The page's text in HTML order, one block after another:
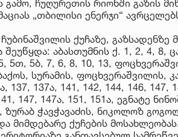
გამო, ჩუღურეთის რიონში გაზის
„თბილისი ენერჯი“
ქუჩაზე, გაზსადენზე
აბასთუმნის ქ. 1, 2, 4, 8,
5ბ, 7, 6, 8, 10, 13,
სურამის, ფოცხვერაშვილის,
137, 137ა, 141, 142, 144, 146, 147,
147, 147ა, 151, 151ა, ეგნატე
ჭავჭავაძის, ნიკოლოზ
მიმდებარე ქუჩების